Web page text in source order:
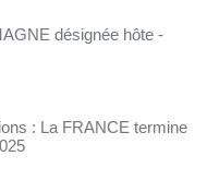
désignée hôte -
: La FRANCE termine